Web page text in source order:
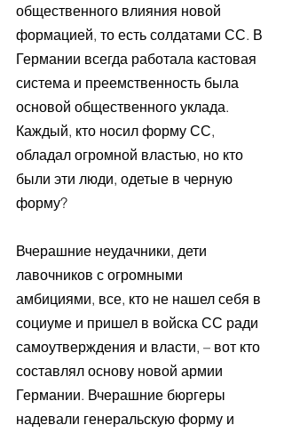
общественного влияния новой
формацией, то есть солдатами СС. В
Германии всегда работала кастовая
система и преемственность была
основой общественного уклада.
Каждый, кто носил форму СС,
обладал огромной властью, но кто
были эти люди, одетые в черную
форму?
Вчерашние неудачники, дети
лавочников с огромными
амбициями, все, кто не нашел себя в
социуме и пришел в войска СС ради
самоутверждения и власти, – вот кто
составлял основу новой армии
Германии. Вчерашние бюргеры
надевали генеральскую форму и